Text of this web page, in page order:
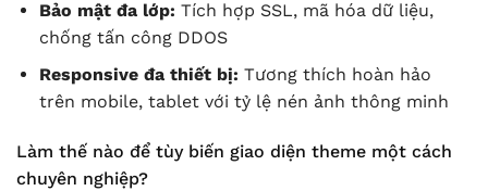
Bảo mật đa lớp: Tích hợp SSL, mã hóa dữ liệu,
chống tấn công DDOS
Responsive đa thiết bị: Tương thích hoàn hảo
trên mobile, tablet với tỷ lệ nén ảnh thông minh
Làm thế nào để tùy biến giao diện theme một cách
chuyên nghiệp?